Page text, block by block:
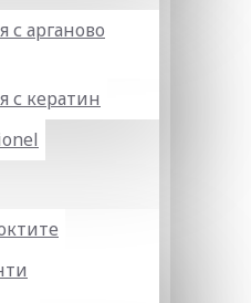
с арганово
с кератин